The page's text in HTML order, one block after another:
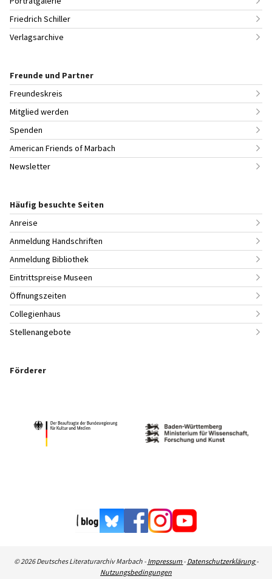
Friedrich Schiller
Verlagsarchive
Freunde und Partner
Freundeskreis
Mitglied werden
Spenden
American Friends of Marbach
Newsletter
Häufig besuchte Seiten
Anreise
Anmeldung Handschriften
Anmeldung Bibliothek
Eintrittspreise Museen
Öffnungszeiten
Collegienhaus
Stellenangebote
Förderer
© 2026 Deutsches Literaturarchiv Marbach - Impressum - Datenschutzerklärung-
Nutzungsbedingungen